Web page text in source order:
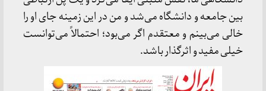
بین جامعه و دانشگاه می‌شد و من در این زمینه جای او را
خالی می‌بینم و معتقدم اگر می‌بود؛ احتمالاً می‌توانست
خیلی مفید و اثرگذار باشد.